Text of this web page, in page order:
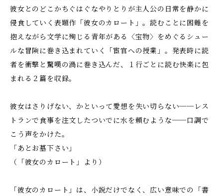
彼女とのどこかちぐはぐなやりとりが主人公の日常を静かに
侵食していく表題作「彼女のカロート」。読むことに困難を
抱えながら文学に殉じる青年がある〈宝物〉をめぐるシュー
ルな冒険に巻き込まれていく「宦官への授業」。発表時に読
者を衝撃と驚嘆の渦に巻き込んだ、１行ごとに読む快楽に包
まれる２篇を収録。
彼女はさりげない、かといって愛想を失い切らない──レス
トランで食事を注文したついでに水を頼むような──口調で
こう声をかけた。
「あとお墓下さい」
（「彼女のカロート」より）
「彼女のカロート」は、小説だけでなく、広い意味での「書